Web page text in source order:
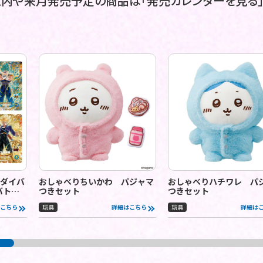
イバ
トル
ちら
おしゃべりちいかわ パジャマ
つきセット
玩具 詳細はこちら
おしゃべりハチワレ パ
つきセット
玩具 詳細は